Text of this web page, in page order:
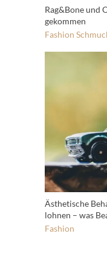
Rag&Bone und
gekommen
Fashion
Ästhetische
lohnen – was
Fashion